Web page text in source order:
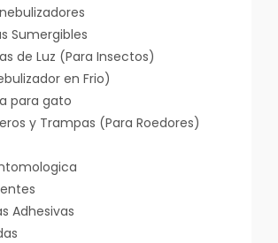
Sumergibles
de Luz (Para Insectos)
en Frio)
para gato
y Trampas (Para Roedores)
Adhesivas